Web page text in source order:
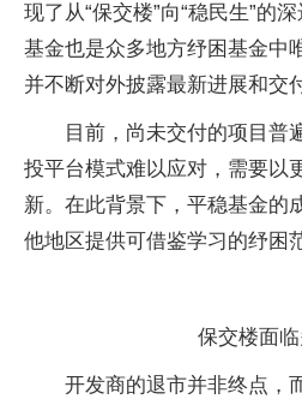
现了从“保交楼”向“稳民生”的
基金也是众多地方纾困基金中
并不断对外披露最新进展和交
目前，尚未交付的项目普
投平台模式难以应对，需要以
新。在此背景下，平稳基金的
他地区提供可借鉴学习的纾困
保交楼面
开发商的退市并非终点，